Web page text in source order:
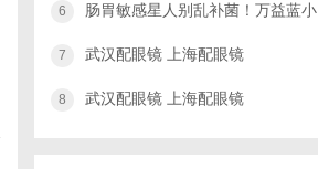
6 肠胃敏感星人别乱补菌！万益蓝小蓝瓶4.0：1株修屏障+1株调动力+7株护免疫，菌株来源全公开
7 武汉配眼镜 上海配眼镜
8 武汉配眼镜 上海配眼镜